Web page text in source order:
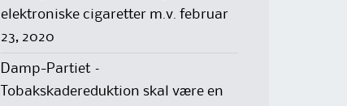
elektroniske cigaretter m.v. februar
23, 2020
Damp-Partiet –
Tobakskadereduktion skal være en